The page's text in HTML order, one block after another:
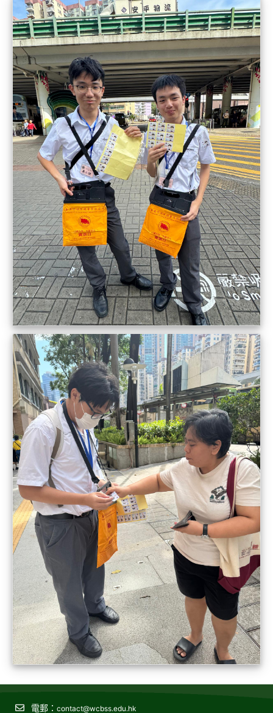
電郵： contact@wcbss.edu.hk